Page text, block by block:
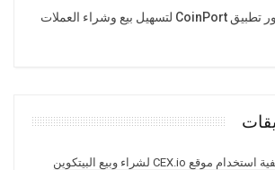
فريق عربي يطور تطبيق CoinPort لتسهيل بيع وشراء العملات
كيفية استخدام موقع CEX.io لشراء وبيع البيتكوين